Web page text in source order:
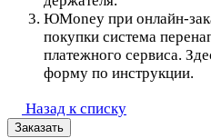
ЮMoney при онлайн-
покупки система
платежного сервиса.
форму по инструкции.
Назад к списку
Заказать